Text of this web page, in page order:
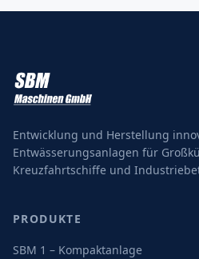
Entwicklung und Herstellung
Entwässerungsanlagen für
Kreuzfahrtschiffe und
PRODUKTE
SBM 1 – Kompaktanlage